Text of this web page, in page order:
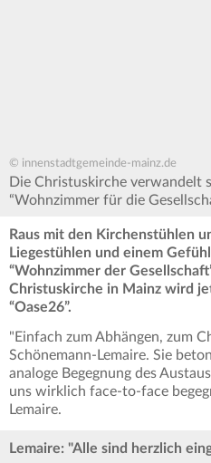
© innenstadtgemeinde-mainz.de
Die Christuskirche verwandelt
“Wohnzimmer für die
Raus mit den Kirchenstühlen
Liegestühlen und einem
“Wohnzimmer der
Christuskirche in Mainz wird
“Oase26”.
"Einfach zum Abhängen, zum
Schönemann-Lemaire. Sie
analoge Begegnung des
uns wirklich face-to-face
Lemaire.
Lemaire: "Alle sind herzlich